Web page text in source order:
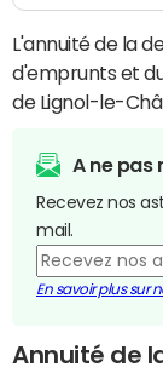
L'annuité de la
d'emprunts et
de Lignol-le-
A ne pas
Recevez nos
mail.
En savoir plus sur
Annuité de